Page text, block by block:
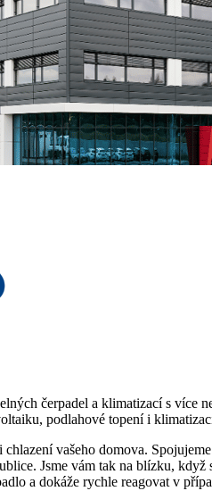
čerpadel a klimatizací s více
podlahové topení i
vašeho domova.
Jsme vám tak na blízku,
a dokáže rychle reagovat v